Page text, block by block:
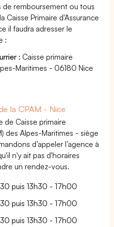
remboursement ou tous
Caisse Primaire d'Assurance
il faudra adresser le
:
: Caisse primaire
Maritimes - 06180 Nice
la CPAM - Nice
de Caisse primaire
des Alpes-Maritimes - siège
d’appeler l’agence à
n'y ait pas d'horaires
un rendez-vous.
puis 13h30 - 17h00
puis 13h30 - 17h00
puis 13h30 - 17h00